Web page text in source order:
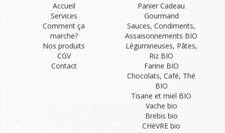
Accueil
Services
Comment ça
marche?
Nos produits
CGV
Contact
Panier Cadeau
Gourmand
Sauces, Condiments,
Assaisonnements BIO
Légumineuses, Pâtes,
Riz BIO
Farine BIO
Chocolats, Café, Thé
BIO
Tisane et miel BIO
Vache bio
Brebis bio
CHèVRE bio